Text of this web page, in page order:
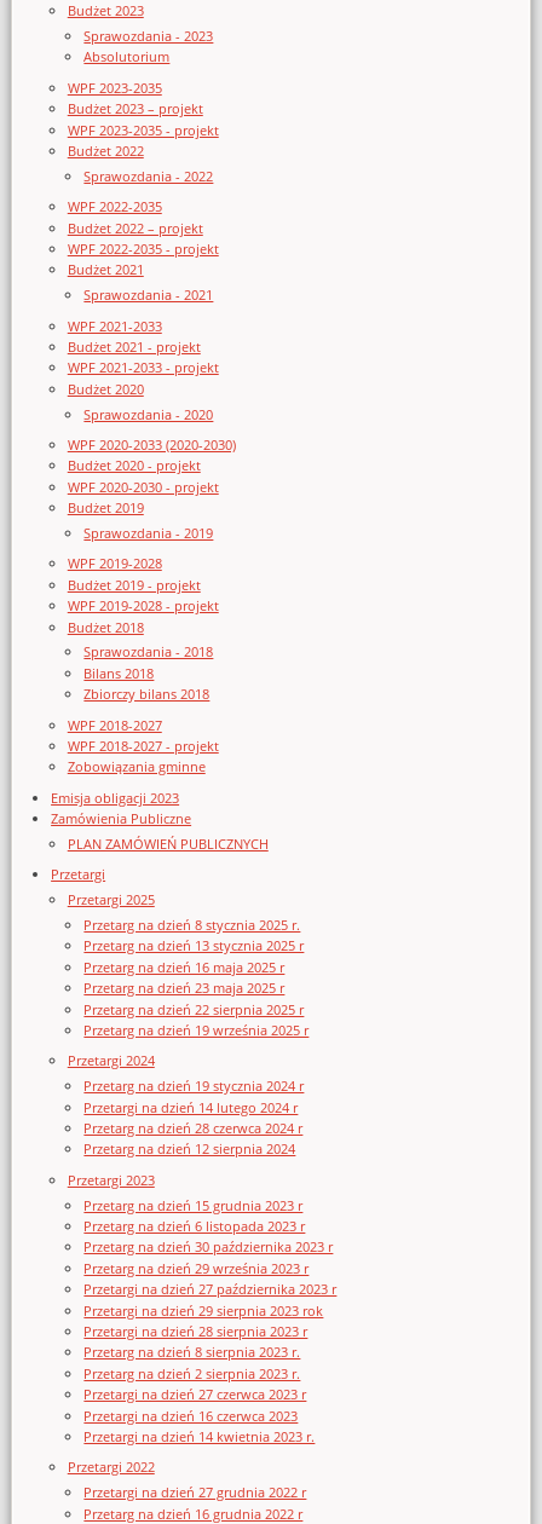
Budżet 2023
Sprawozdania - 2023
Absolutorium
WPF 2023-2035
Budżet 2023 – projekt
WPF 2023-2035 - projekt
Budżet 2022
Sprawozdania - 2022
WPF 2022-2035
Budżet 2022 – projekt
WPF 2022-2035 - projekt
Budżet 2021
Sprawozdania - 2021
WPF 2021-2033
Budżet 2021 - projekt
WPF 2021-2033 - projekt
Budżet 2020
Sprawozdania - 2020
WPF 2020-2033 (2020-2030)
Budżet 2020 - projekt
WPF 2020-2030 - projekt
Budżet 2019
Sprawozdania - 2019
WPF 2019-2028
Budżet 2019 - projekt
WPF 2019-2028 - projekt
Budżet 2018
Sprawozdania - 2018
Bilans 2018
Zbiorczy bilans 2018
WPF 2018-2027
WPF 2018-2027 - projekt
Zobowiązania gminne
Emisja obligacji 2023
Zamówienia Publiczne
PLAN ZAMÓWIEŃ PUBLICZNYCH
Przetargi
Przetargi 2025
Przetarg na dzień 8 stycznia 2025 r.
Przetarg na dzień 13 stycznia 2025 r
Przetarg na dzień 16 maja 2025 r
Przetarg na dzień 23 maja 2025 r
Przetarg na dzień 22 sierpnia 2025 r
Przetarg na dzień 19 września 2025 r
Przetargi 2024
Przetarg na dzień 19 stycznia 2024 r
Przetargi na dzień 14 lutego 2024 r
Przetarg na dzień 28 czerwca 2024 r
Przetarg na dzień 12 sierpnia 2024
Przetargi 2023
Przetarg na dzień 15 grudnia 2023 r
Przetarg na dzień 6 listopada 2023 r
Przetarg na dzień 30 października 2023 r
Przetarg na dzień 29 września 2023 r
Przetargi na dzień 27 października 2023 r
Przetargi na dzień 29 sierpnia 2023 rok
Przetargi na dzień 28 sierpnia 2023 r
Przetarg na dzień 8 sierpnia 2023 r.
Przetarg na dzień 2 sierpnia 2023 r.
Przetargi na dzień 27 czerwca 2023 r
Przetargi na dzień 16 czerwca 2023
Przetargi na dzień 14 kwietnia 2023 r.
Przetargi 2022
Przetargi na dzień 27 grudnia 2022 r
Przetarg na dzień 16 grudnia 2022 r